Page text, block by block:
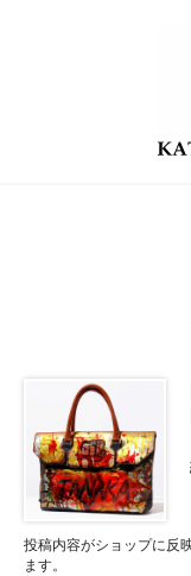
投稿内容がショップに反
ます。